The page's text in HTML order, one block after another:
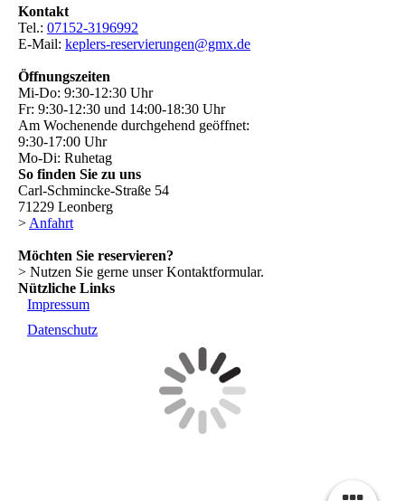
Kontakt
Tel.: 07152-3196992
E-Mail: keplers-reservierungen@gmx.de
Öffnungszeiten
Mi-Do: 9:30-12:30 Uhr
Fr: 9:30-12:30 und 14:00-18:30 Uhr
Am Wochenende durchgehend geöffnet:
9:30-17:00 Uhr
Mo-Di: Ruhetag
So finden Sie zu uns
Carl-Schmincke-Straße 54
71229 Leonberg
> Anfahrt
Möchten Sie reservieren?
> Nutzen Sie gerne unser Kontaktformular.
Nützliche Links
Impressum
Datenschutz